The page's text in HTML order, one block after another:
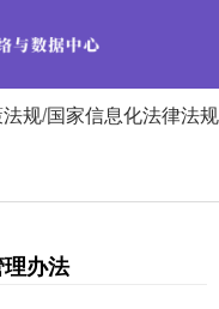
规/国家信息化法律法规
办法